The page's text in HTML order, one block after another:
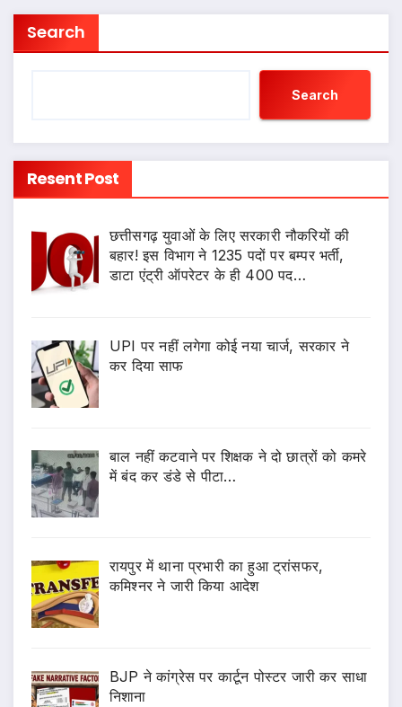
Search
Search
Resent Post
छत्तीसगढ़ युवाओं के लिए सरकारी नौकरियों की
बहार! इस विभाग ने 1235 पदों पर बम्पर भर्ती,
डाटा एंट्री ऑपरेटर के ही 400 पद…
UPI पर नहीं लगेगा कोई नया चार्ज, सरकार ने
कर दिया साफ
बाल नहीं कटवाने पर शिक्षक ने दो छात्रों को कमरे
में बंद कर डंडे से पीटा…
रायपुर में थाना प्रभारी का हुआ ट्रांसफर,
कमिश्नर ने जारी किया आदेश
BJP ने कांग्रेस पर कार्टून पोस्टर जारी कर साधा
निशाना